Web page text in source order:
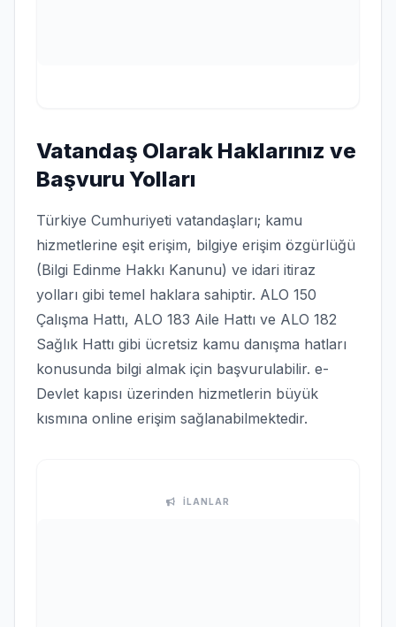
Vatandaş Olarak Haklarınız ve
Başvuru Yolları
Türkiye Cumhuriyeti vatandaşları; kamu
hizmetlerine eşit erişim, bilgiye erişim özgürlüğü
(Bilgi Edinme Hakkı Kanunu) ve idari itiraz
yolları gibi temel haklara sahiptir. ALO 150
Çalışma Hattı, ALO 183 Aile Hattı ve ALO 182
Sağlık Hattı gibi ücretsiz kamu danışma hatları
konusunda bilgi almak için başvurulabilir. e-
Devlet kapısı üzerinden hizmetlerin büyük
kısmına online erişim sağlanabilmektedir.
İLANLAR